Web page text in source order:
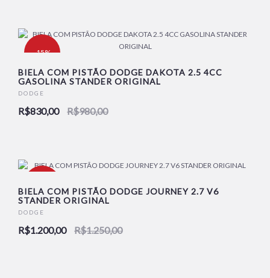
-15%
NOVO
BIELA COM PISTÃO DODGE DAKOTA 2.5 4CC
GASOLINA STANDER ORIGINAL
DODGE
R$830,00 R$980,00
BIELA COM PISTÃO DODGE JOURNEY 2.7 V6
STANDER ORIGINAL
DODGE
R$1.200,00 R$1.250,00